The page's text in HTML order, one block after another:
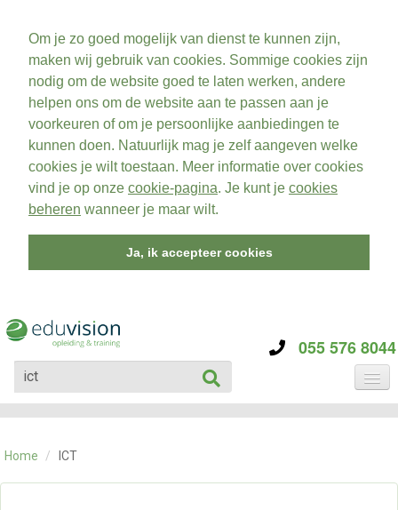
Om je zo goed mogelijk van dienst te kunnen zijn,
maken wij gebruik van cookies. Sommige cookies zijn
nodig om de website goed te laten werken, andere
helpen ons om de website aan te passen aan je
voorkeuren of om je persoonlijke aanbiedingen te
kunnen doen. Natuurlijk mag je zelf aangeven welke
cookies je wilt toestaan. Meer informatie over cookies
vind je op onze cookie-pagina. Je kunt je cookies
beheren wanneer je maar wilt.
Ja, ik accepteer cookies
055 576 8044
CATEGORIE
OVER ONS
CONTACT
Home / ICT